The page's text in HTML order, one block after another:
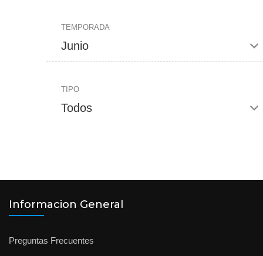
TEMPORADA
TIPO
Informacion General
Preguntas Frecuentes